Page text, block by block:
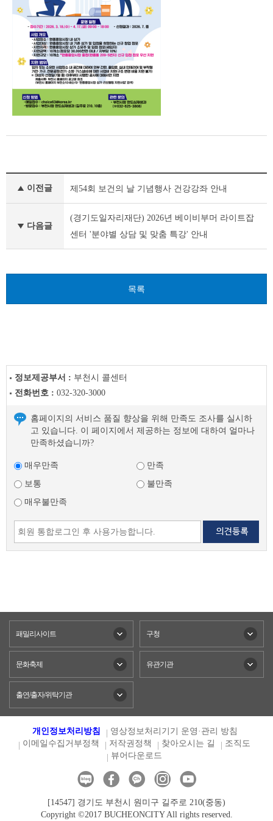
식
다
글
이전글 제54회 보건의 날 기념행사 건강강좌 안내
다음글
(경기도일자리재단) 2026년 베이비부머 라이트잡
센터 '분야별 상담 및 맞춤 특강' 안내
목록
정보제공부서 : 부천시 콜센터
전화번호 : 032-320-3000
홈페이지의 서비스 품질 향상을 위해 만족도 조사를 실시하
고 있습니다. 이 페이지에서 제공하는 정보에 대하여 얼마나
만족하셨습니까?
매우만족
만족
보통
불만족
매우불만족
패밀리사이트 구청
문화축제 유관기관
출연/출자/위탁기관
개인정보처리방침
영상정보처리기기 운영·관리 방침
이메일수집거부정책
저작권정책 찾아오시는 길
조직도
뷰어다운로드
[14547] 경기도 부천시 원미구 길주로 210(중동)
Copyright ©2017 BUCHEONCITY All rights reserved.